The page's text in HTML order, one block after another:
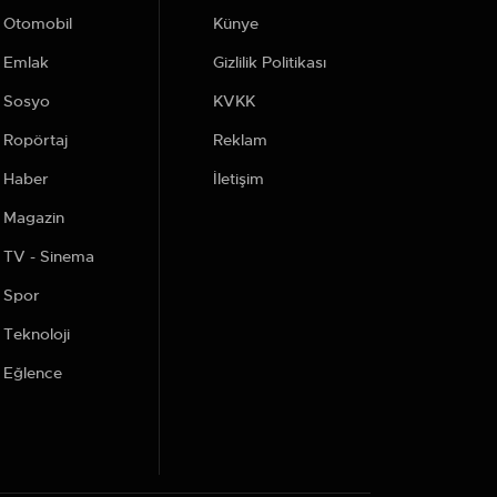
Otomobil
Emlak
Sosyo
Ropörtaj
Haber
Magazin
TV - Sinema
Spor
Teknoloji
Eğlence
Künye
Gizlilik Politikası
KVKK
Reklam
İletişim